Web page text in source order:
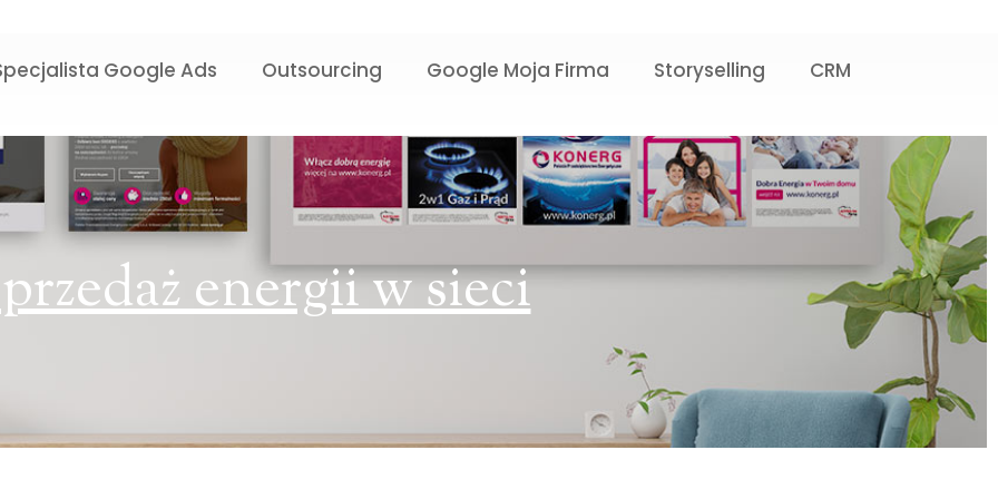
Google Ads Outsourcing Google Moja Firma Storyselling CRM
energii w sieci